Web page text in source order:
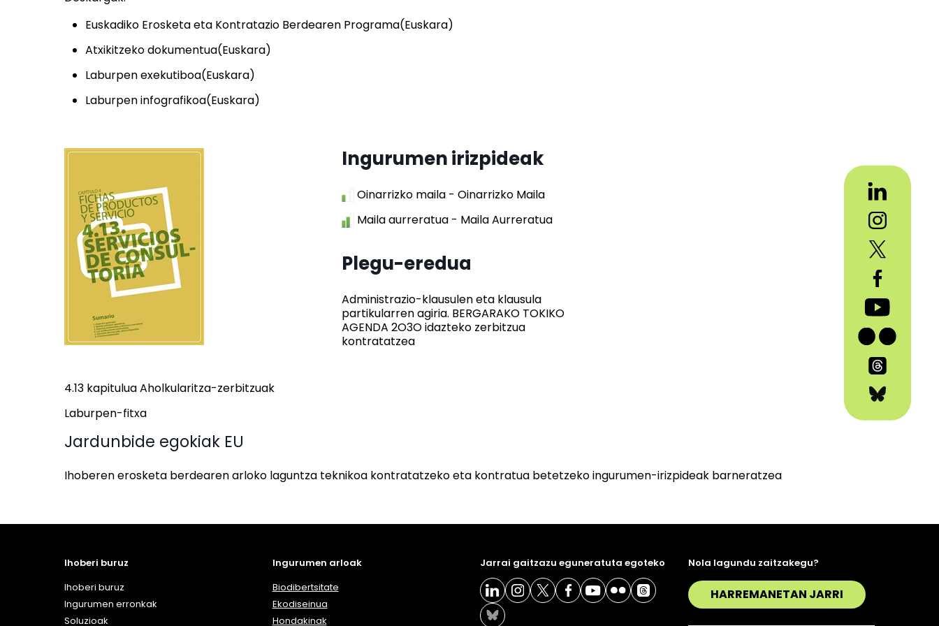
Euskadiko Erosketa eta Kontratazio Berdearen Programa(Euskara)
Atxikitzeko dokumentua(Euskara)
Laburpen exekutiboa(Euskara)
Laburpen infografikoa(Euskara)
4.13 kapitulua Aholkularitza-zerbitzuak
Laburpen-fitxa
Ingurumen irizpideak
Oinarrizko maila - Oinarrizko Maila
Maila aurreratua - Maila Aurreratua
Plegu-eredua
Administrazio-klausulen eta klausula
partikularren agiria. BERGARAKO TOKIKO
AGENDA 2O3O idazteko zerbitzua
kontratatzea
Jardunbide egokiak EU
Ihoberen erosketa berdearen arloko laguntza teknikoa kontratatzeko eta kontratua betetzeko ingurumen-irizpideak barneratzea
Ihoberi buruz
Ihoberi buruz
Ingurumen erronkak
Soluzioak
Ingurumen arloak
Biodibertsitate
Ekodiseinua
Hondakinak
Jarrai gaitzazu eguneratuta egoteko Nola lagundu zaitzakegu?
HARREMANETAN JARRI